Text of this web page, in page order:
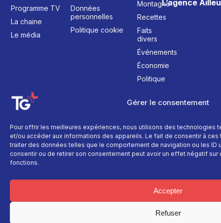
Gérer le consentement
Pour offrir les meilleures expériences, nous utilisons des technologies
et/ou accéder aux informations des appareils. Le fait de consentir à
traiter des données telles que le comportement de navigation ou les ID
consentir ou de retirer son consentement peut avoir un effet négatif
fonctions.
Accepter
Refuser
L’agence
Programme TV
La chaine
Le média
Données
personnelles
Politique cookie
Montagne
Recettes
Faits
divers
Événements
Économie
Politique